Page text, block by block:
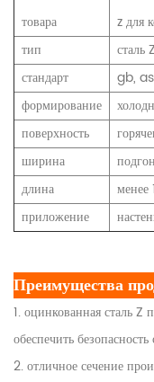
товара
z для
тип
сталь
стандарт
gb,
формирование
поверхность
ширина
длина
менее
приложение
Преимущества
1. оцинкованная сталь
обеспечить
2. отличное сечение